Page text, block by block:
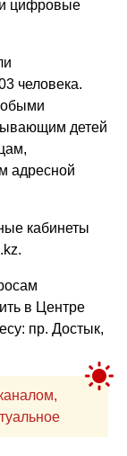
и цифровые
человека.
детей
адресной
кабинеты
в Центре
пр. Достык,
самое актуальное